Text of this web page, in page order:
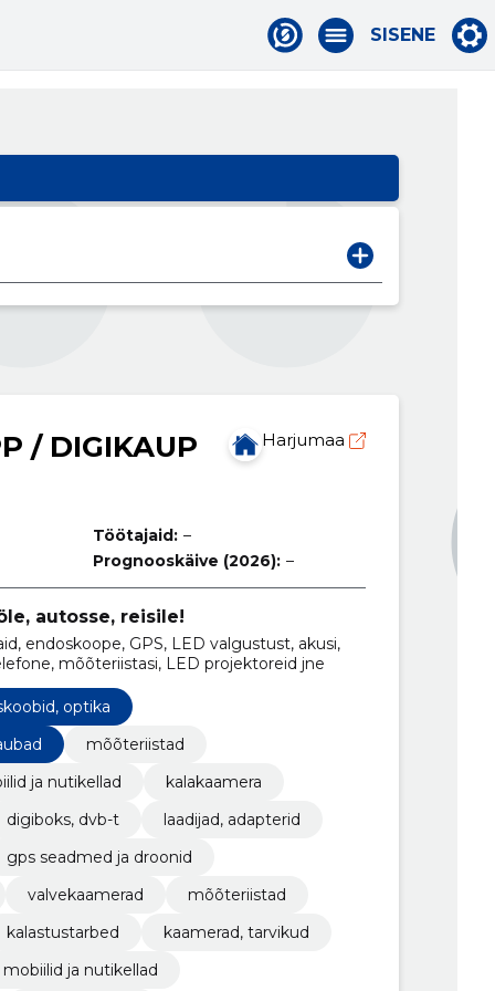
SISENE
/ DIGIKAUP
Harjumaa
Töötajaid: –
Prognooskäive (2026): –
autosse, reisile!
endoskoope, GPS, LED valgustust, akusi,
mõõteriistasi, LED projektoreid jne
optika
mõõteriistad
ja nutikellad
kalakaamera
digiboks, dvb-t
laadijad, adapterid
gps seadmed ja droonid
valvekaamerad
mõõteriistad
kalastustarbed
kaamerad, tarvikud
mobiilid ja nutikellad